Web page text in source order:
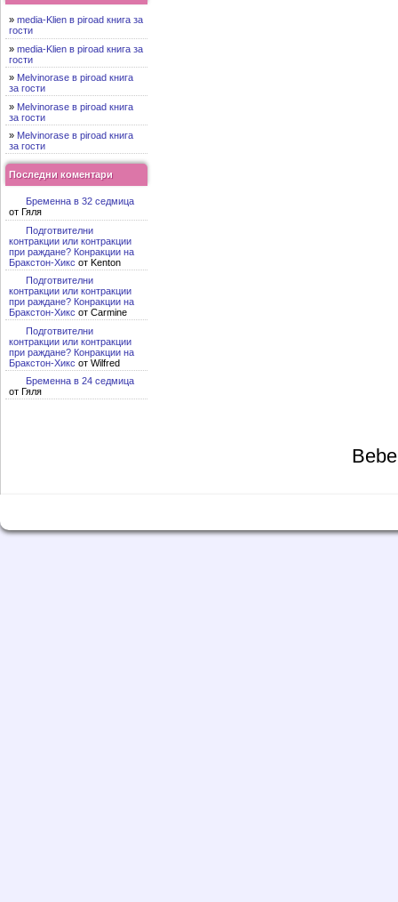
»media-Klien в piroad книга за
гости
»media-Klien в piroad книга за
гости
» Melvinorase в piroad книга
за гости
» Melvinorase в piroad книга
за гости
» Melvinorase в piroad книга
за гости
Последни коментари
Бременна в 32 седмица
от Гяля
Подготвителни
контракции или контракции
при раждане? Конракции на
Бракстон-Хикс от Kenton
Подготвителни
контракции или контракции
при раждане? Конракции на
Бракстон-Хикс от Carmine
Подготвителни
контракции или контракции
при раждане? Конракции на
Бракстон-Хикс от Wilfred
Бременна в 24 седмица
от Гяля